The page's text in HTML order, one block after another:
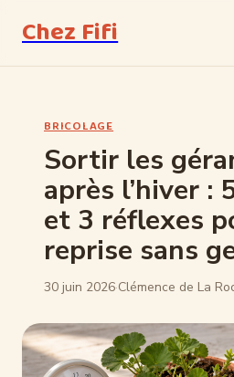
Chez Fifi
Bricolage
Jardinage
Maison & Déco
BRICOLAGE
Sortir les
après l’hiver :
et 3 réflexes
reprise sans
30 juin 2026·Clémence de La